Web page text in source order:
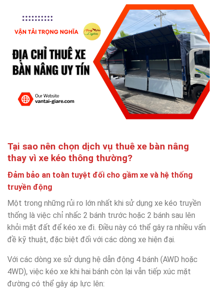
Tại sao nên chọn dịch vụ thuê xe bàn nâng
thay vì xe kéo thông thường?
Đảm bảo an toàn tuyệt đối cho gầm xe và hệ thống
truyền động
Một trong những rủi ro lớn nhất khi sử dụng xe kéo truyền
thống là việc chỉ nhấc 2 bánh trước hoặc 2 bánh sau lên
khỏi mặt đất để kéo xe đi. Điều này có thể gây ra nhiều vấn
đề kỹ thuật, đặc biệt đối với các dòng xe hiện đại.
Với các dòng xe sử dụng hệ dẫn động 4 bánh (AWD hoặc
4WD), việc kéo xe khi hai bánh còn lại vẫn tiếp xúc mặt
đường có thể gây áp lực lên: